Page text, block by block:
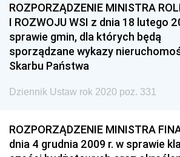
ROZPORZĄDZENIE MINISTRA
I ROZWOJU WSI z dnia 18 lutego
sprawie gmin, dla których będą
sporządzane wykazy
Skarbu Państwa
Dziennik Ustaw rok 2020 poz. 331
ROZPORZĄDZENIE MINISTRA
dnia 4 grudnia 2009 r. w sprawie